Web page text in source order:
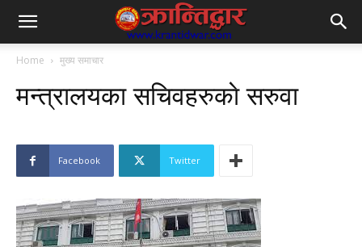
Home मुख्य समाचार
मन्त्रालयका सचिवहरुकाे सरुवा
Facebook Twitter